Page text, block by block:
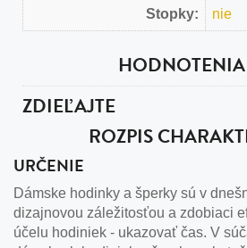
Stopky: nie
ZDIEĽAJTE
ROZPIS
URČENIE
Dámske hodinky a šperky sú v
dizajnovou záležitosťou a zdobiaci
účelu hodiniek - ukazovať čas. V